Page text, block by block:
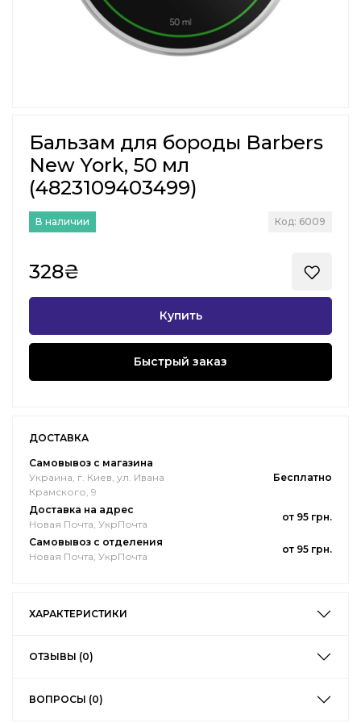
Бальзам для бороды Barbers
New York, 50 мл
(4823109403499)
В наличии Код: 6009
328₴
Купить
Быстрый заказ
ДОСТАВКА
Самовывоз с магазина
Украина, г. Киев, ул. Ивана
Крамского, 9
Бесплатно
Доставка на адрес
Новая Почта, УкрПочта
от 95 грн.
Самовывоз с отделения
Новая Почта, УкрПочта
от 95 грн.
ХАРАКТЕРИСТИКИ
ОТЗЫВЫ (0)
ВОПРОСЫ (0)